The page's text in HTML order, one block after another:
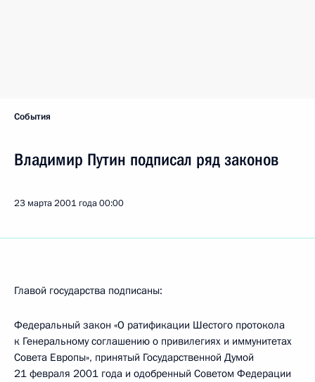
События
Владимир Путин подписал ряд законов
23 марта 2001 года00:00
Главой государства подписаны:
Федеральный закон «О ратификации Шестого протокола
к Генеральному соглашению о привилегиях и иммунитетах
Совета Европы», принятый Государственной Думой
21 февраля 2001 года и одобренный Советом Федерации